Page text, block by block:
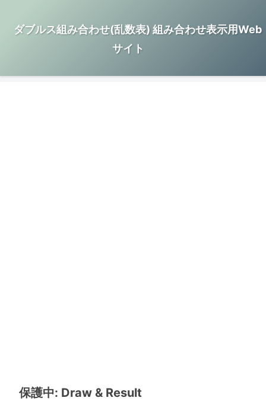
ダブルス組み合わせ(乱数表) 組み合わせ表示用Web
サイト
保護中: Draw & Result